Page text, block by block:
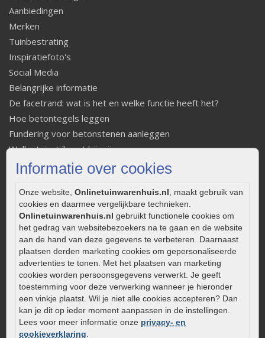
Informatie over cookies
Onze website, Onlinetuinwarenhuis.nl , maakt gebruik van
cookies en daarmee vergelijkbare technieken.
Onlinetuinwarenhuis.nl gebruikt functionele cookies om
het gedrag van websitebezoekers na te gaan en de website
aan de hand van deze gegevens te verbeteren. Daarnaast
plaatsen derden marketing cookies om gepersonaliseerde
advertenties te tonen. Met het plaatsen van marketing
cookies worden persoonsgegevens verwerkt. Je geeft
toestemming voor deze verwerking wanneer je hieronder
een vinkje plaatst. Wil je niet alle cookies accepteren? Dan
kan je dit op ieder moment aanpassen in de instellingen.
Lees voor meer informatie onze privacy- en
cookieverklaring
Aanbiedingen
Merken
Tuinbestrating
Inspiratiefoto's
Social Media
Belangrijke informatie
De facetrand: wat is het en welke functie heeft het?
Hoe betontegels leggen
Fundering voor betonstenen aanleggen
Welke tuinstijl past bij mij
Strakke tuin inrichten
Onderhoud van gebakken bestrating
Aanlegtips voor gebakken bestrating
Zelf een terras aanleggen
Kleine stadstuin inrichten
0320 – 219170
Kaapstanderweg 41
8243 RB Lelystad
info@onlinetuinwarenhuis.nl
Routebeschrijving